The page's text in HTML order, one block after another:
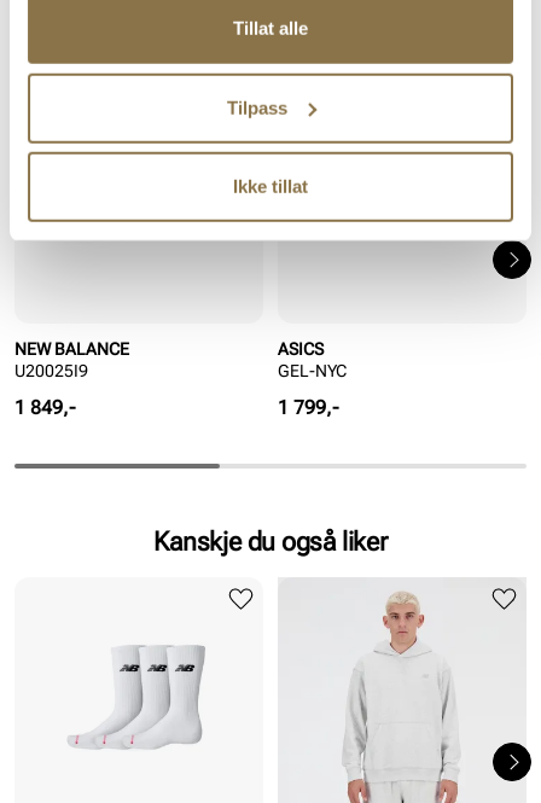
Tillat alle
Tilpass
Ikke tillat
Lignende produkter
NEW BALANCE
U20025I9
Pris
1 849,-
ASICS
GEL-NYC
Pris
1 799,-
Kanskje du også liker